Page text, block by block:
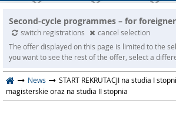
Second-cycle programmes – for
switch registrations
cancel selection
The offer displayed on this page is limited to the
you want to see the rest of the offer, select a
News
START REKRUTACJI na studia I
magisterskie oraz na studia II stopnia